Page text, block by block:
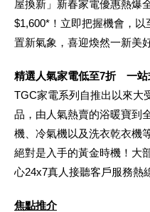
屋換新」新春家電優惠熱爆
$1,600*！立即把握機會，
置新氣象，喜迎煥然一新美
精選人氣家電低至7折 一站
TGC家電系列自推出以來大
品，由人氣熱賣的浴暖寶到
機、冷氣機以及洗衣乾衣機
絕對是入手的黃金時機！大
心24x7真人接聽客戶服務熱
焦點推介